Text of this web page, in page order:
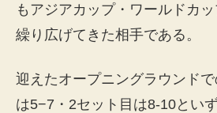
もアジアカップ・ワールドカ
繰り広げてきた相手である。
迎えたオープニングラウンド
は5−7・2セット目は8-10とい